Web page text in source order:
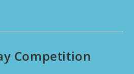
Competition